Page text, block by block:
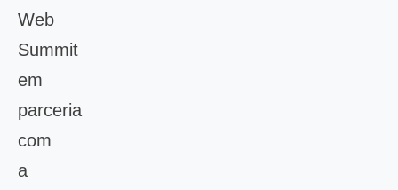
Web
Summit
em
parceria
com
a